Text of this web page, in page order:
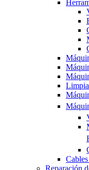
Reparación